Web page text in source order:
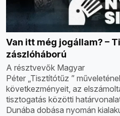
Van itt még jogállam? –
zászlóháború
A résztvevők Magyar
Péter „Tisztítótűz ”
következményeit, az
tisztogatás közötti
Dunába dobása nyomán